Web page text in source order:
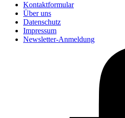
Kontaktformular
Über uns
Datenschutz
Impressum
Newsletter-Anmeldung